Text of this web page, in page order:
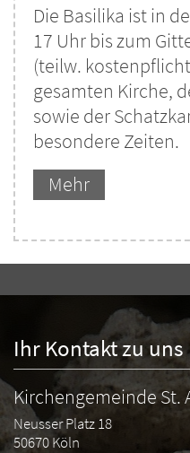
Die Basilika ist in
17 Uhr bis zum
(teilw.
gesamten Kirche,
sowie der
besondere Zeiten.
Mehr
Ihr Kontakt zu uns
Kirchengemeinde St.
Neusser Platz 18
50670Köln